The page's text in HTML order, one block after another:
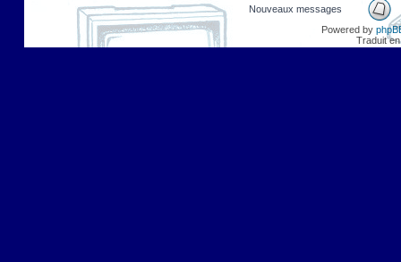
Nouveaux messages
Powered by
Traduit